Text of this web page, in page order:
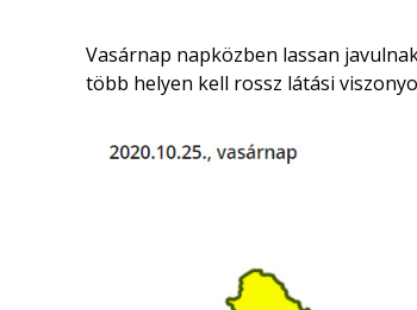
Vasárnap napközben lassan
több helyen kell rossz látási